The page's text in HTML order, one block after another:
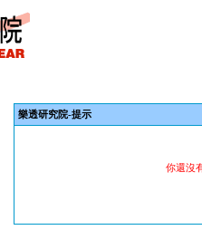
樂透研究院-提示
你還沒